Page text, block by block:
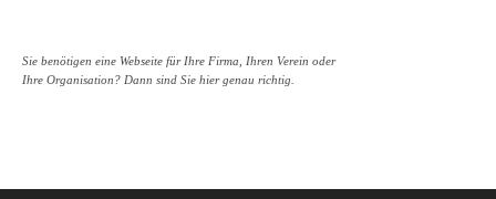
Sie benötigen eine Webseite für Ihre Firma, Ihren Verein oder
Ihre Organisation? Dann sind Sie hier genau richtig.